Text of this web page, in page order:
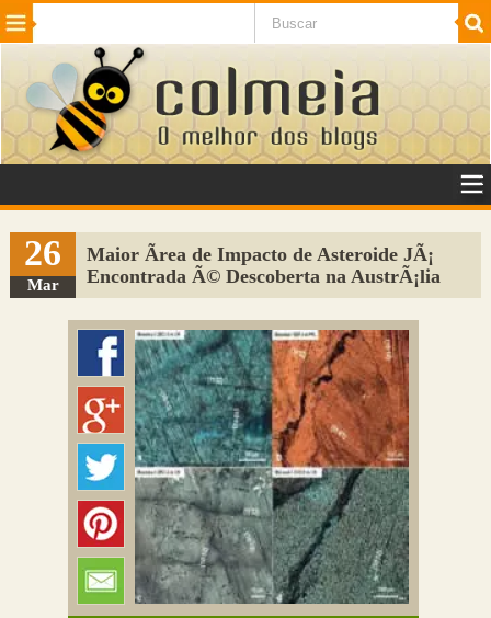
Beleza Cinema e TV
Internet Jogos NotÃ­cias SaÃºde
VeÃ­culos Adulto
Sugerir Link
Adicionar Blog
Colmeia Exchange
Perguntas Frequentes
26
Mar
Maior Ãrea de Impacto de Asteroide JÃ¡
Encontrada Ã© Descoberta na AustrÃ¡lia